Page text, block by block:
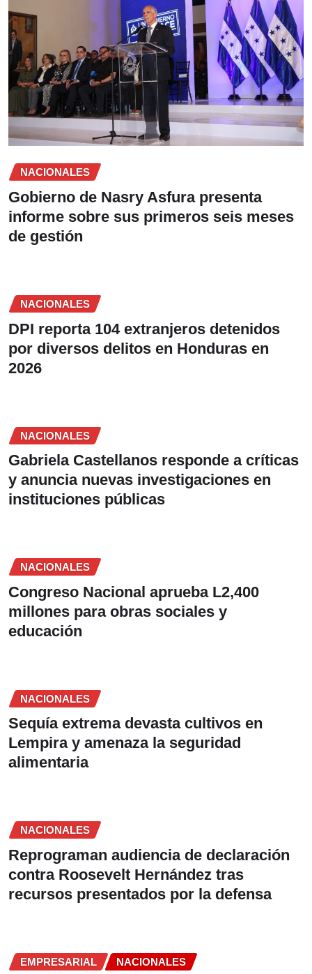
NACIONALES
Gobierno de Nasry Asfura presenta
informe sobre sus primeros seis meses
de gestión
NACIONALES
DPI reporta 104 extranjeros detenidos
por diversos delitos en Honduras en
2026
NACIONALES
Gabriela Castellanos responde a críticas
y anuncia nuevas investigaciones en
instituciones públicas
NACIONALES
Congreso Nacional aprueba L2,400
millones para obras sociales y
educación
NACIONALES
Sequía extrema devasta cultivos en
Lempira y amenaza la seguridad
alimentaria
NACIONALES
Reprograman audiencia de declaración
contra Roosevelt Hernández tras
recursos presentados por la defensa
EMPRESARIAL NACIONALES